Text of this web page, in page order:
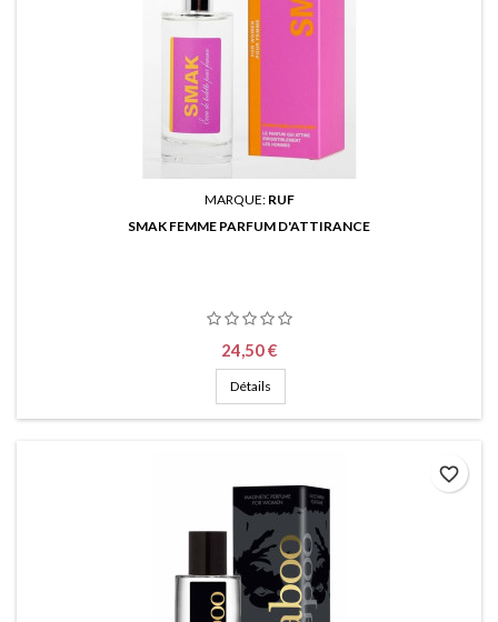
MARQUE: RUF
SMAK FEMME PARFUM D'ATTIRANCE
Prix
24,50 €
Détails
favorite_border